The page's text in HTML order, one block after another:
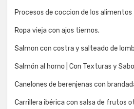
Procesos de coccion de los alimentos
Ropa vieja con ajos tiernos.
Salmon con costra y salteado de
Salmón al horno | Con Texturas y
Canelones de berenjenas con
Carrillera ibérica con salsa de frutos